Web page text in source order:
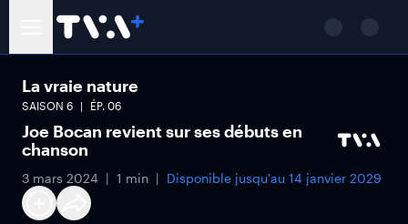
La vraie nature
SAISON 6 ÉP. 06
Joe Bocan revient sur ses débuts en
chanson
3 mars 2024 1 min Disponible jusqu'au 14 janvier 2029